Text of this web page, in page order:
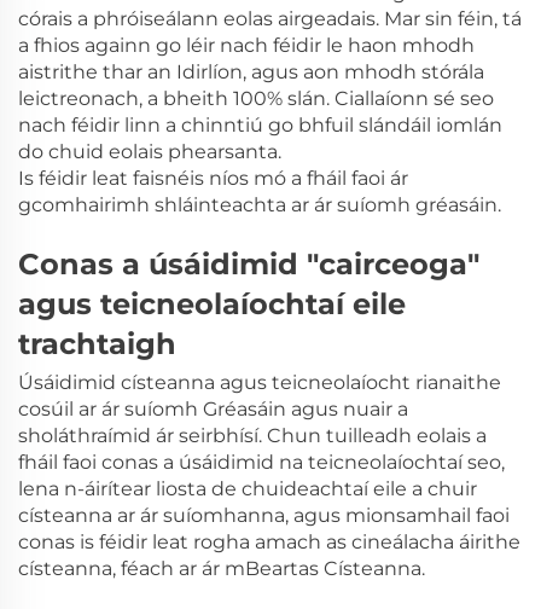
córais a phróiseálann eolas airgeadais. Mar sin féin, tá
a fhios againn go léir nach féidir le haon mhodh
aistrithe thar an Idirlíon, agus aon mhodh stórála
leictreonach, a bheith 100% slán. Ciallaíonn sé seo
nach féidir linn a chinntiú go bhfuil slándáil iomlán
do chuid eolais phearsanta.
Is féidir leat faisnéis níos mó a fháil faoi ár
gcomhairimh shláinteachta ar ár suíomh gréasáin.
Conas a úsáidimid "cairceoga"
agus teicneolaíochtaí eile
trachtaigh
Úsáidimid císteanna agus teicneolaíocht rianaithe
cosúil ar ár suíomh Gréasáin agus nuair a
sholáthraímid ár seirbhísí. Chun tuilleadh eolais a
fháil faoi conas a úsáidimid na teicneolaíochtaí seo,
lena n-áirítear liosta de chuideachtaí eile a chuir
císteanna ar ár suíomhanna, agus mionsamhail faoi
conas is féidir leat rogha amach as cineálacha áirithe
císteanna, féach ar ár mBeartas Císteanna.